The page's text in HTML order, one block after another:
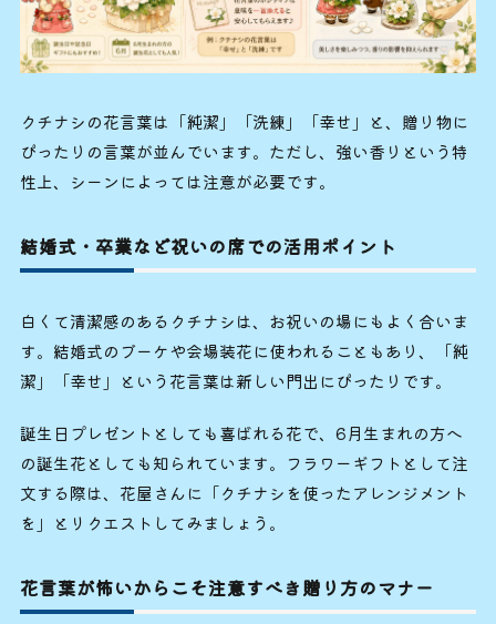
クチナシの花言葉は「純潔」「洗練」「幸せ」と、贈り物に
ぴったりの言葉が並んでいます。ただし、強い香りという特
性上、シーンによっては注意が必要です。
結婚式・卒業など祝いの席での活用ポイント
白くて清潔感のあるクチナシは、お祝いの場にもよく合いま
す。結婚式のブーケや会場装花に使われることもあり、「純
潔」「幸せ」という花言葉は新しい門出にぴったりです。
誕生日プレゼントとしても喜ばれる花で、6月生まれの方へ
の誕生花としても知られています。フラワーギフトとして注
文する際は、花屋さんに「クチナシを使ったアレンジメント
を」とリクエストしてみましょう。
花言葉が怖いからこそ注意すべき贈り方のマナー